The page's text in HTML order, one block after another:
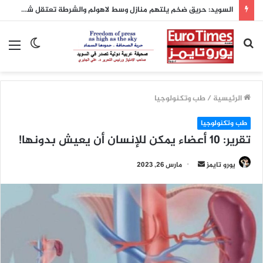
السويد: حريق ضخم يلتهم منازل وسط لاهولم والشرطة تعتقل شخصاً بشبهة الحريق المتعمد
الوضع
بحث
عن
الرئيسية /طب وتكنولوجيا
طب وتكنولوجيا
تقرير: 10 أعضاء يمكن للإنسان أن يعيش بدونها!
يورو تايمز
أرسل
إلكترونيا
مارس 26, 2023